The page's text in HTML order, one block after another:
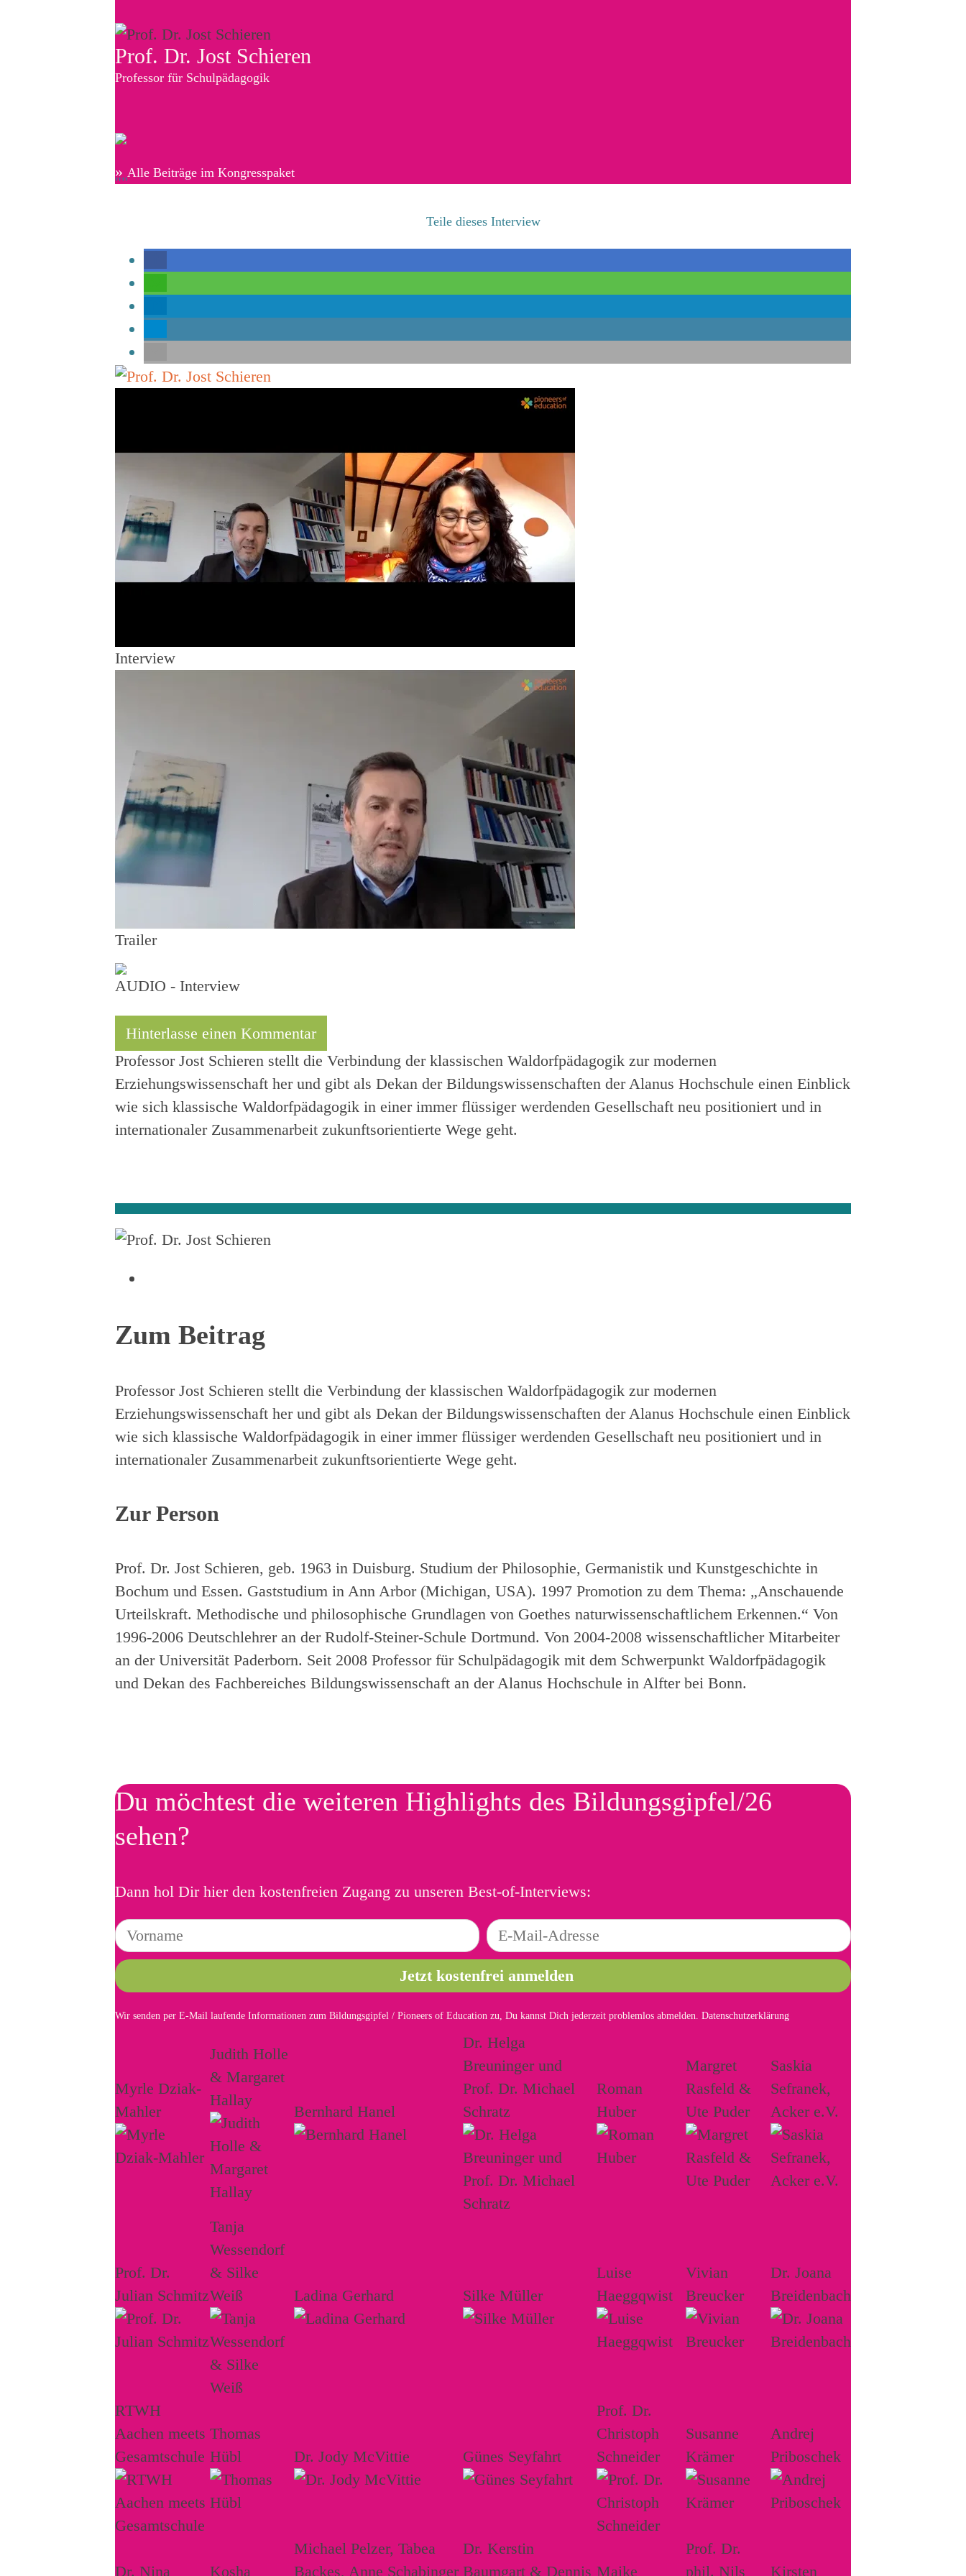
Prof. Dr. Jost Schieren
Professor für Schulpädagogik
» Alle Beiträge im Kongresspaket
""
Teile dieses Interview
Interview
Trailer
AUDIO - Interview
Hinterlasse einen Kommentar
Professor Jost Schieren stellt die Verbindung der klassischen Waldorfpädagogik zur modernen
Erziehungswissenschaft her und gibt als Dekan der Bildungswissenschaften der Alanus Hochschule einen Einblick
wie sich klassische Waldorfpädagogik in einer immer flüssiger werdenden Gesellschaft neu positioniert und in
internationaler Zusammenarbeit zukunftsorientierte Wege geht.
Zum Beitrag
Professor Jost Schieren stellt die Verbindung der klassischen Waldorfpädagogik zur modernen
Erziehungswissenschaft her und gibt als Dekan der Bildungswissenschaften der Alanus Hochschule einen Einblick
wie sich klassische Waldorfpädagogik in einer immer flüssiger werdenden Gesellschaft neu positioniert und in
internationaler Zusammenarbeit zukunftsorientierte Wege geht.
Zur Person
Prof. Dr. Jost Schieren, geb. 1963 in Duisburg. Studium der Philosophie, Germanistik und Kunstgeschichte in
Bochum und Essen. Gaststudium in Ann Arbor (Michigan, USA). 1997 Promotion zu dem Thema: „Anschauende
Urteilskraft. Methodische und philosophische Grundlagen von Goethes naturwissenschaftlichem Erkennen.“ Von
1996-2006 Deutschlehrer an der Rudolf-Steiner-Schule Dortmund. Von 2004-2008 wissenschaftlicher Mitarbeiter
an der Universität Paderborn. Seit 2008 Professor für Schulpädagogik mit dem Schwerpunkt Waldorfpädagogik
und Dekan des Fachbereiches Bildungswissenschaft an der Alanus Hochschule in Alfter bei Bonn.
Du möchtest die weiteren Highlights des Bildungsgipfel/26
sehen?
Dann hol Dir hier den kostenfreien Zugang zu unseren Best-of-Interviews:
Wir senden per E-Mail laufende Informationen zum Bildungsgipfel / Pioneers of Education zu, Du kannst Dich jederzeit problemlos abmelden. Datenschutzerklärung
Myrle Dziak-
Mahler
Judith Holle
& Margaret
Hallay
Bernhard Hanel
Dr. Helga
Breuninger und
Prof. Dr. Michael
Schratz
Roman
Huber
Margret
Rasfeld &
Ute Puder
Saskia
Sefranek,
Acker e.V.
Prof. Dr.
Julian Schmitz
Tanja
Wessendorf
& Silke
Weiß
Ladina Gerhard Silke Müller
Luise
Haeggqwist
Vivian
Breucker
Dr. Joana
Breidenbach
RTWH
Aachen meets
Gesamtschule
Thomas
Hübl
Dr. Jody McVittie Günes Seyfahrt
Prof. Dr.
Christoph
Schneider
Susanne
Krämer
Andrej
Priboschek
Dr. Nina Kosha
Michael Pelzer, Tabea
Backes, Anne Schabinger
Dr. Kerstin
Baumgart & Dennis Maike
Prof. Dr.
phil. Nils
Kirsten